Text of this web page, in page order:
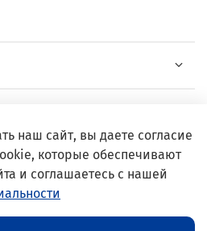
наш сайт, вы даете согласие
которые обеспечивают
и соглашаетесь с нашей